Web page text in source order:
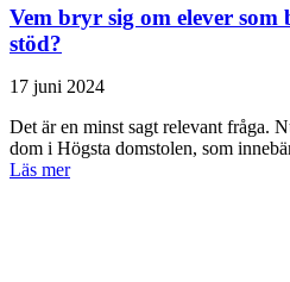
Vem bryr sig om elever som
stöd?
17 juni 2024
Det är en minst sagt relevant fråga.
dom i Högsta domstolen, som
Läs mer